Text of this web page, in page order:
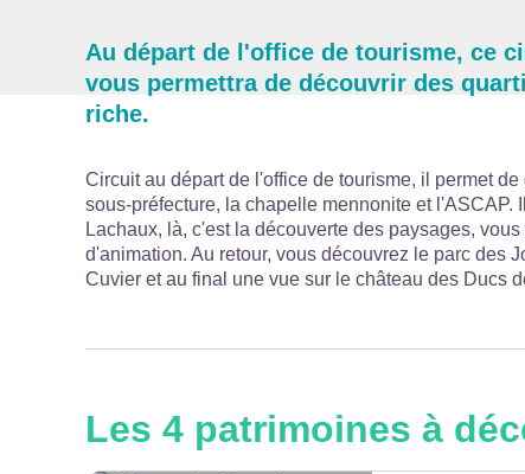
Au départ de l'office de tourisme, ce
vous permettra de découvrir des
riche.
Circuit au départ de l'office de tourisme, il permet
sous-préfecture, la chapelle mennonite et l'ASCAP.
Lachaux, là, c'est la découverte des paysages,
d'animation. Au retour, vous découvrez le parc des
Cuvier et au final une vue sur le château des Ducs
Les 4 patrimoines à